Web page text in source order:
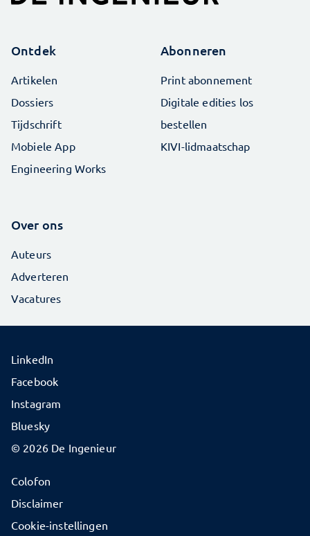
Ontdek
Artikelen
Dossiers
Tijdschrift
Mobiele App
Engineering Works
Abonneren
Print abonnement
Digitale edities los
bestellen
KIVI-lidmaatschap
Over ons
Auteurs
Adverteren
Vacatures
© 2026 De Ingenieur
Colofon
Disclaimer
Cookie-instellingen
LinkedIn
Facebook
Instagram
Bluesky